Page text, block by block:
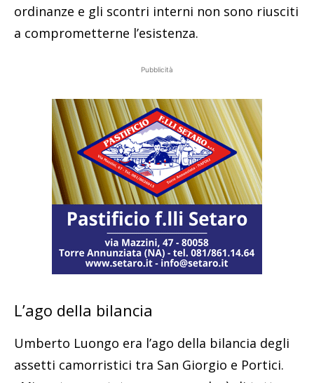
ordinanze e gli scontri interni non sono riusciti
a comprometterne l’esistenza.
Pubblicità
L’ago della bilancia
Umberto Luongo era l’ago della bilancia degli
assetti camorristici tra San Giorgio e Portici.